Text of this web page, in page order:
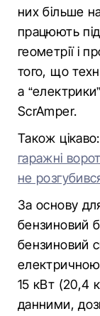
них більше
працюють
геометрії і
того, що
а
ScrAmper.
Також цікаво:
гаражні
не
За основу
бензиновий
бензиновий
15 кВт (20,4
данними,